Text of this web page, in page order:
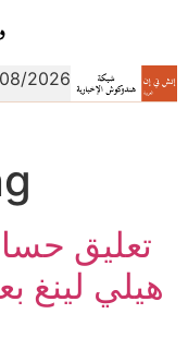
2026
تعليق
هيلي لينغ